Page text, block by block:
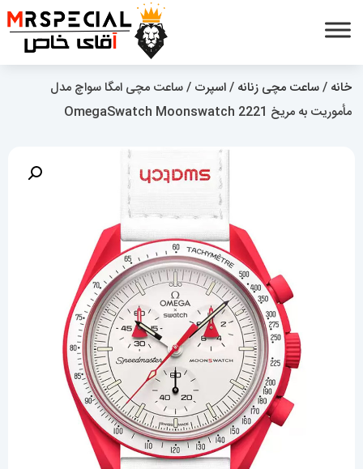
خانه /ساعت مچی زنانه /اسپرت / ساعت مچی امگا سواچ مدل
مأموریت به مریخ OmegaSwatch Moonswatch 2221